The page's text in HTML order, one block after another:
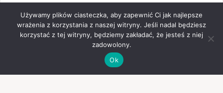
Używamy plików ciasteczka, aby zapewnić Ci jak najlepsze
wrażenia z korzystania z naszej witryny. Jeśli nadal będziesz
korzystać z tej witryny, będziemy zakładać, że jesteś z niej
zadowolony.
Ok